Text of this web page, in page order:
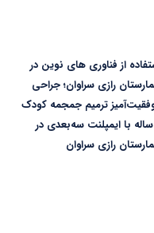
از فناوری های نوین در
رازی سراوان؛ جراحی
ترمیم جمجمه کودک
۸ ساله با ایمپلنت سه‌بعدی در
رازی سراوان